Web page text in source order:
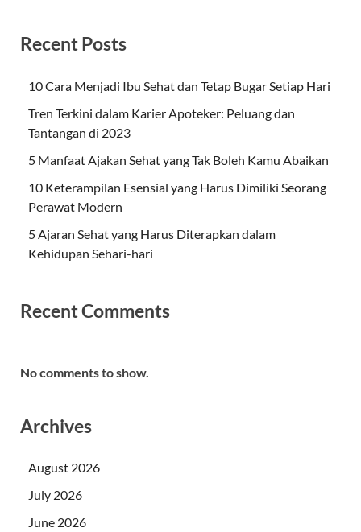
Recent Posts
10 Cara Menjadi Ibu Sehat dan Tetap Bugar Setiap Hari
Tren Terkini dalam Karier Apoteker: Peluang dan
Tantangan di 2023
5 Manfaat Ajakan Sehat yang Tak Boleh Kamu Abaikan
10 Keterampilan Esensial yang Harus Dimiliki Seorang
Perawat Modern
5 Ajaran Sehat yang Harus Diterapkan dalam
Kehidupan Sehari-hari
Recent Comments
No comments to show.
Archives
August 2026
July 2026
June 2026